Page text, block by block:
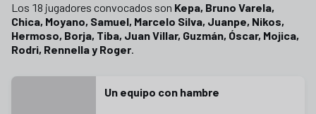
Los 18 jugadores convocados son Kepa, Bruno Varela,
Chica, Moyano, Samuel, Marcelo Silva, Juanpe, Nikos,
Hermoso, Borja, Tiba, Juan Villar, Guzmán, Óscar, Mojica,
Rodri, Rennella y Roger.
Un equipo con hambre